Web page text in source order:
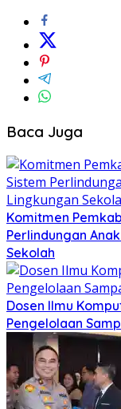
Baca Juga
Komitmen
Perlindungan
Sekolah
Dosen Ilmu
Pengelolaan